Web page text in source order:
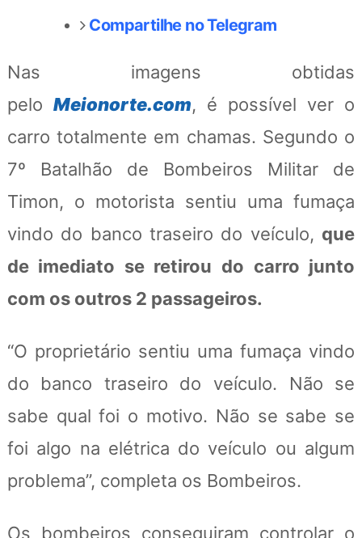
Compartilhe no Telegram
Nas imagens obtidas
pelo Meionorte.com, é possível ver o
carro totalmente em chamas. Segundo o
7º Batalhão de Bombeiros Militar de
Timon, o motorista sentiu uma fumaça
vindo do banco traseiro do veículo, que
de imediato se retirou do carro junto
com os outros 2 passageiros.
“O proprietário sentiu uma fumaça vindo
do banco traseiro do veículo. Não se
sabe qual foi o motivo. Não se sabe se
foi algo na elétrica do veículo ou algum
problema”, completa os Bombeiros.
Os bombeiros conseguiram controlar o